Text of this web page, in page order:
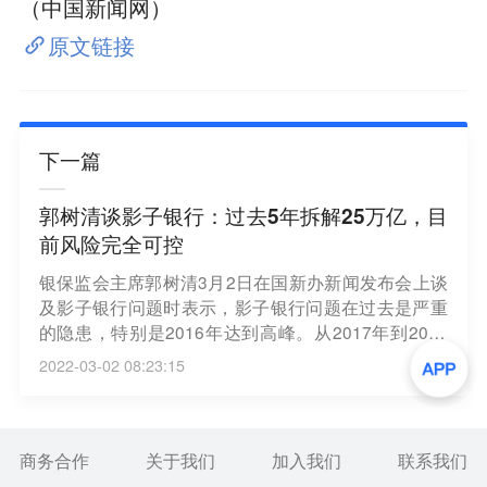
（中国新闻网）
原文链接
下一篇
郭树清谈影子银行：过去5年拆解25万亿，目
前风险完全可控
银保监会主席郭树清3月2日在国新办新闻发布会上谈
及影子银行问题时表示，影子银行问题在过去是严重
的隐患，特别是2016年达到高峰。从2017年到2021
年，五年拆解高风险影子银行25万亿元，过去两年就
压减11.5万亿元。郭树清表示，作为监管部门，不能
有任何松懈，随着科技发展，还有很多冒名的新金融
性，社会各界都要保持高度警惕。（证券时报）
2022-03-02 08:23:15
商务合作 关于我们 加入我们 联系我们